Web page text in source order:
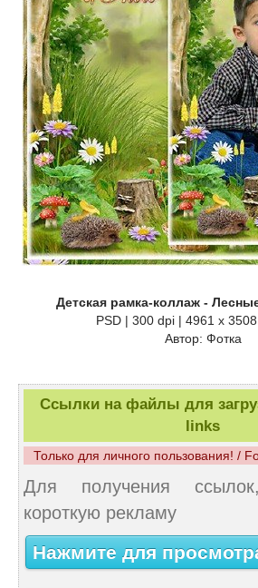
Детская рамка-коллаж -
PSD | 300 dpi | 4961 x
Автор: Фотка
Ссылки на файлы для
links
Только для личного пользования! /
Для получения
короткую рекламу
Нажмите для